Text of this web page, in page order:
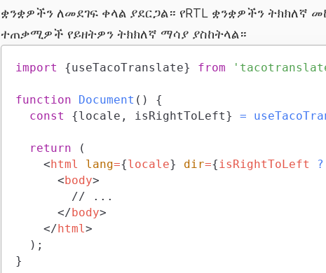
ቋንቋዎችን ለመደገፍ ቀላል ያደርጋል። የRTL ቋንቋዎችን ትክክለኛ
ተጠቃሚዎች የይዘትዎን ትክክለኛ ማሳያ ያስከትላል።
import {useTacoTranslate} from
function Document ( )
{
const
{locale , isRightToLeft} =
return
(
<html lang={locale} dir={isRightToLeft ?
<body>
</body>
</html>
) ;
}